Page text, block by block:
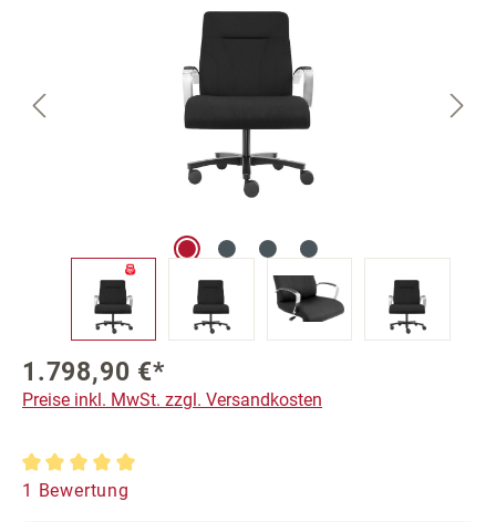
1.798,90 €*
Preise inkl. MwSt. zzgl. Versandkosten
Durchschnittliche Bewertung von 5 von 5 Sternen
1 Bewertung